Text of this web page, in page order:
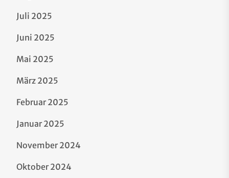
Juli 2025
Juni 2025
Mai 2025
März 2025
Februar 2025
Januar 2025
November 2024
Oktober 2024